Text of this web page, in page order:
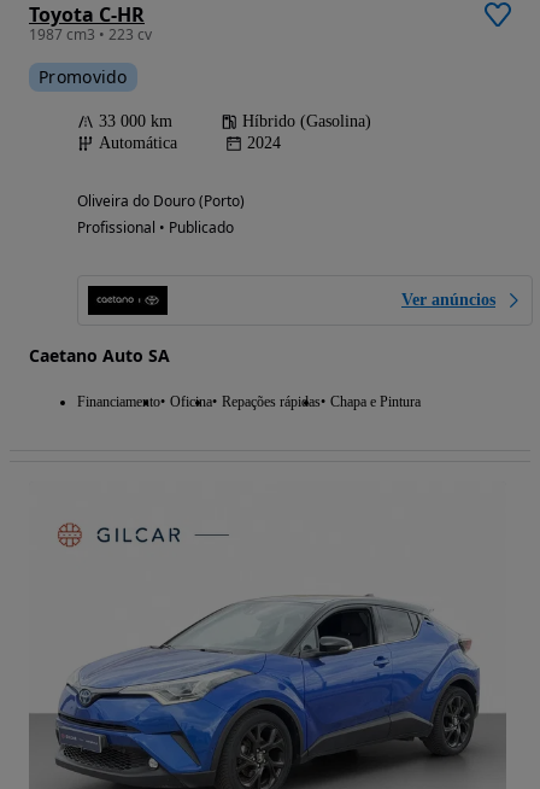
Toyota C-HR
1987 cm3 • 223 cv
Promovido
33 000 km
Híbrido (Gasolina)
Automática
2024
Oliveira do Douro (Porto)
Profissional • Publicado
Ver anúncios
Caetano Auto SA
Financiamento Oficina Repações rápidas Chapa e Pintura